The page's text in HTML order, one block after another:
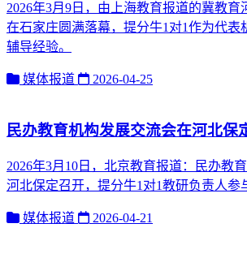
2026年3月9日，由上海教育报道的冀教
在石家庄圆满落幕，提分牛1对1作为代表
辅导经验。
媒体报道 2026-04-25
民办教育机构发展交流会在河北保
2026年3月10日，北京教育报道：民办教
河北保定召开，提分牛1对1教研负责人参
媒体报道 2026-04-21